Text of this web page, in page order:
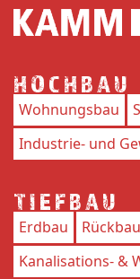
HOCHBAU
Wohnungsbau
Industrie- und
TIEFBAU
Erdbau Rückbau
Kanalisations- &